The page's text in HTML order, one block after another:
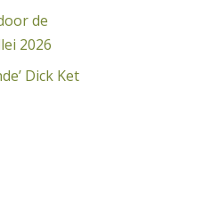
de
2026
Dick Ket